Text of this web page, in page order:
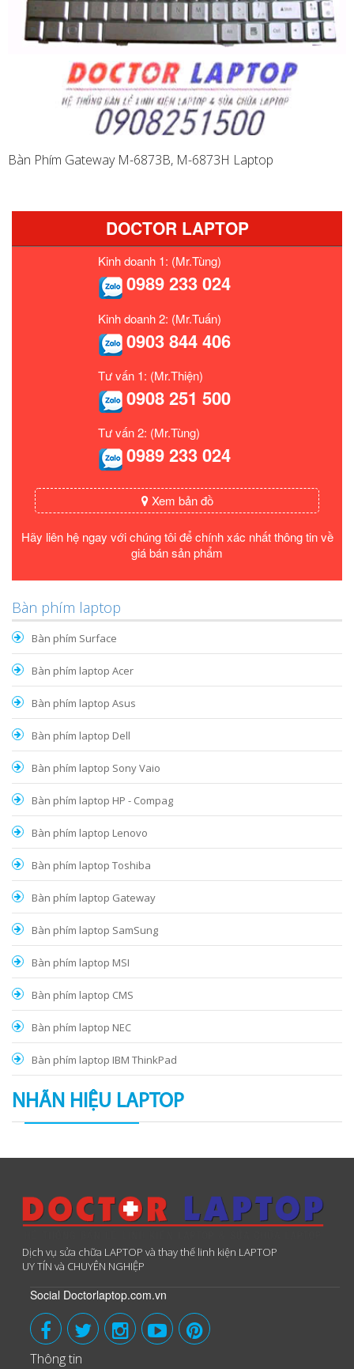
Bàn Phím Gateway M-6873B, M-6873H Laptop
DOCTOR LAPTOP
Kinh doanh 1: (Mr.Tùng)
0989 233 024
Kinh doanh 2: (Mr.Tuấn)
0903 844 406
Tư vấn 1: (Mr.Thiện)
0908 251 500
Tư vấn 2: (Mr.Tùng)
0989 233 024
Xem bản đồ
Hãy liên hệ ngay với chúng tôi để chính xác nhất thông tin về
giá bán sản phẩm
Bàn phím laptop
Bàn phím Surface
Bàn phím laptop Acer
Bàn phím laptop Asus
Bàn phím laptop Dell
Bàn phím laptop Sony Vaio
Bàn phím laptop HP - Compag
Bàn phím laptop Lenovo
Bàn phím laptop Toshiba
Bàn phím laptop Gateway
Bàn phím laptop SamSung
Bàn phím laptop MSI
Bàn phím laptop CMS
Bàn phím laptop NEC
Bàn phím laptop IBM ThinkPad
NHÃN HIỆU LAPTOP
Dịch vụ sửa chữa LAPTOP và thay thế linh kiện LAPTOP
UY TÍN và CHUYÊN NGHIỆP
Social Doctorlaptop.com.vn
Thông tin